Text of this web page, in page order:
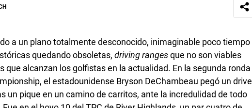
a un plano totalmente desconocido, inimaginable poco tiempo
quedando obsoletas,driving rangesque no son viables
que alcanzan los golfistas en la actualidad. En la segunda ronda
el estadounidense Bryson DeChambeau pegó un drive
un pique en un camino de carritos, ante la incredulidad de todo